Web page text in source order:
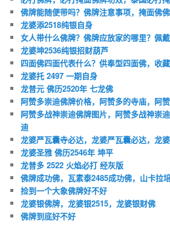
佛牌能随便带吗？佛牌注意事项，掩面佛
龙婆添2518纯银自身
女人带什么佛牌？佛牌应放家的哪里？佩
龙婆坤2536纯银招财葫芦
四面佛四面代表什么？供奉型四面佛，收
龙婆托 2497 一期自身
龙普元 佛历2520年 七龙佛
阿赞多崇迪佛牌价格，阿赞多的寺庙，阿
阿赞多战神崇迪佛牌图片，阿赞多战神崇
迪
龙婆严瓦囊寺必达，龙婆严瓦囊必达，龙
龙婆圣雅 佛历2546年 坤平
龙普多 2522 火焰必打 经灰版
佛牌成功佛，瓦素泰2485成功佛，山卡拉
捡到一个大象佛牌好不好
龙婆银佛牌，龙婆银2515，龙婆银财佛
佛牌到底好不好